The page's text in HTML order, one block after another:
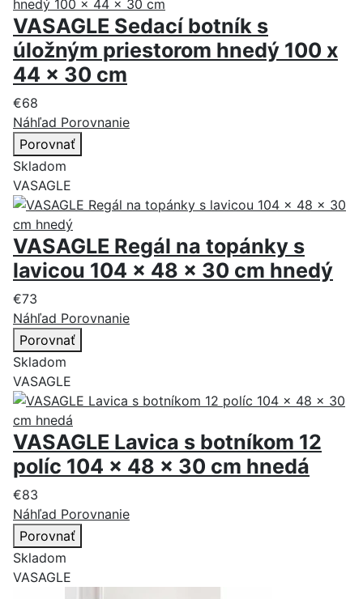
VASAGLE Sedací botník s
úložným priestorom hnedý 100 x
44 x 30 cm
€68
Náhľad Porovnanie
Porovnať
Skladom
VASAGLE
VASAGLE Regál na topánky s
lavicou 104 x 48 x 30 cm hnedý
€73
Náhľad Porovnanie
Porovnať
Skladom
VASAGLE
VASAGLE Lavica s botníkom 12
políc 104 x 48 x 30 cm hnedá
€83
Náhľad Porovnanie
Porovnať
Skladom
VASAGLE